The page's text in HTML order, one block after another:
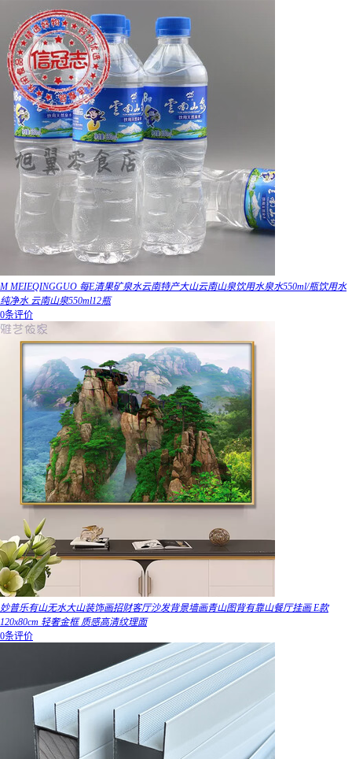
M MEIEQINGGUO 每E清果矿泉水云南特产大山云南山泉饮用水泉水550ml/瓶饮用水
纯净水 云南山泉550ml12瓶
0条评价
妙普乐有山无水大山装饰画招财客厅沙发背景墙画青山图背有靠山餐厅挂画 E款
120x80cm 轻奢金框 质感高清纹理面
0条评价